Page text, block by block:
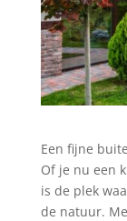
Een fijne
Of je nu een
is de plek
de natuur.